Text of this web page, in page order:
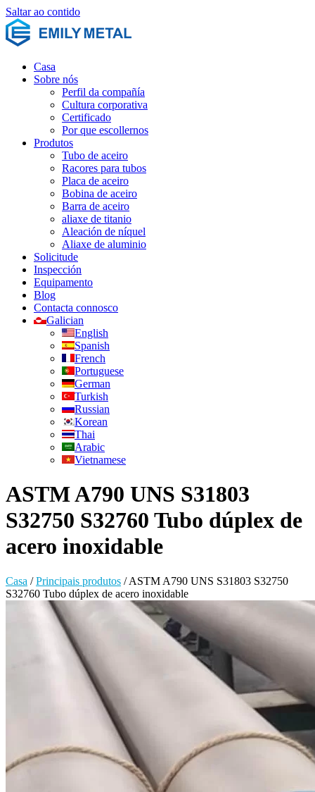
Saltar ao contido
Casa
Sobre nós
Perfil da compañía
Cultura corporativa
Certificado
Por que escollernos
Produtos
Tubo de aceiro
Racores para tubos
Placa de aceiro
Bobina de aceiro
Barra de aceiro
aliaxe de titanio
Aleación de níquel
Aliaxe de aluminio
Solicitude
Inspección
Equipamento
Blog
Contacta connosco
Galician
English
Spanish
French
Portuguese
German
Turkish
Russian
Korean
Thai
Arabic
Vietnamese
ASTM A790 UNS S31803
S32750 S32760 Tubo dúplex de
acero inoxidable
Casa /Principais produtos /ASTM A790 UNS S31803 S32750
S32760 Tubo dúplex de acero inoxidable